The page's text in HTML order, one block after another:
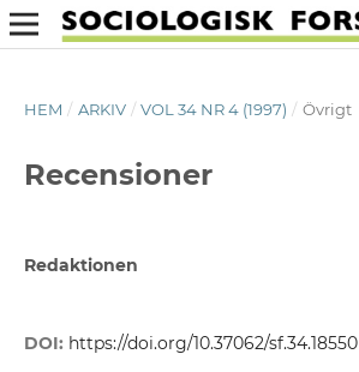
HEM / ARKIV / VOL 34 NR 4 (1997) / Övrigt
Recensioner
Redaktionen
DOI: https://doi.org/10.37062/sf.34.18550